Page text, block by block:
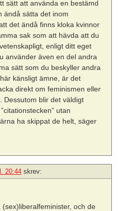
sätt att använda en bestämd
ändå sätta det inom
det ändå finns kloka kvinnor
sak som att hävda att du
enligt ditt eget
använder även en del andra
sätt som du beskyller andra
känsligt ämne, är det
direkt om feminismen eller
Dessutom blir det väldigt
utan
ha skippat de helt, säger
20:44 skrev:
(sex)liberalfeminister, och de